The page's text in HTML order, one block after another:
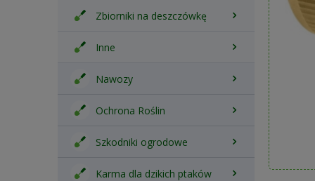
Zbiorniki na deszczówkę
Inne
Nawozy
Ochrona Roślin
Szkodniki ogrodowe
Karma dla dzikich ptaków